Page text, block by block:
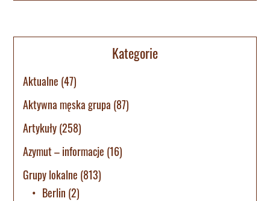
Kategorie
Aktualne (47)
Aktywna męska grupa (87)
Artykuły(258)
Azymut – informacje (16)
Grupy lokalne (813)
Berlin (2)